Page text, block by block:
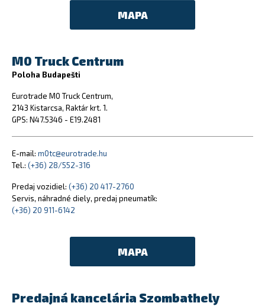
MAPA
M0 Truck Centrum
Poloha Budapešti
Eurotrade M0 Truck Centrum,
2143 Kistarcsa, Raktár krt. 1.
GPS: N47.5346 - E19.2481
E-mail: m0tc@eurotrade.hu
Tel.: (+36) 28/552-316
Predaj vozidiel: (+36) 20 417-2760
Servis, náhradné diely, predaj pneumatík:
(+36) 20 911-6142
MAPA
Predajná kancelária Szombathely